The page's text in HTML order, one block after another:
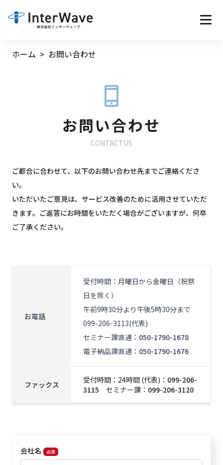
ホーム お問い合わせ
お問い合わせ
CONTACTUS
ご都合に合わせて、以下のお問い合わせ先までご連絡くださ
い。
いただいたご意見は、サービス改善のために活用させていただ
きます。ご返答にお時間をいただく場合がございますが、何卒
ご了承ください。
お電話
受付時間：月曜日から金曜日（祝祭
日を除く）
午前9時30分より午後5時30分まで
099-206-3113(代表)
セミナー課直通： 050-1790-1678
電子納品課直通： 050-1790-1676
ファックス 受付時間：24時間 (代表)： 099-206-
3115 セミナー課： 099-206-3120
会社名 必須